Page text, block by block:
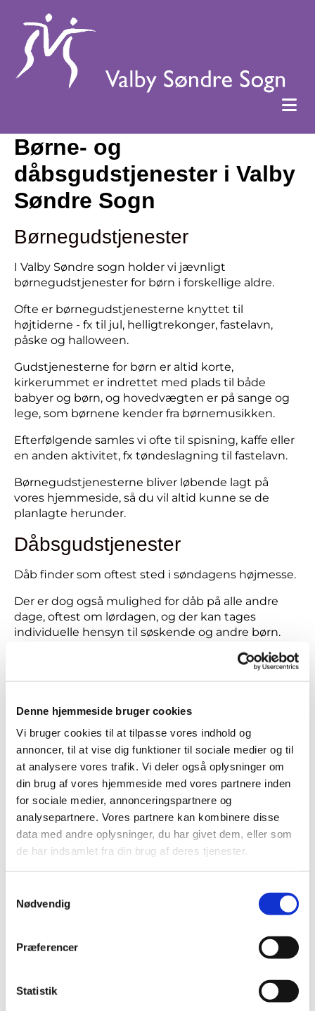
Denne hjemmeside bruger cookies
Vi bruger cookies til at tilpasse vores indhold og
annoncer, til at vise dig funktioner til sociale medier og til
at analysere vores trafik. Vi deler også oplysninger om
din brug af vores hjemmeside med vores partnere inden
for sociale medier, annonceringspartnere og
analysepartnere. Vores partnere kan kombinere disse
data med andre oplysninger, du har givet dem, eller som
de har indsamlet fra din brug af deres tjenester.
Nødvendig
Præferencer
Statistik
Børne- og
dåbsgudstjenester i Valby
Søndre Sogn
Børnegudstjenester
I Valby Søndre sogn holder vi jævnligt
børnegudstjenester for børn i forskellige aldre.
Ofte er børnegudstjenesterne knyttet til
højtiderne - fx til jul, helligtrekonger, fastelavn,
påske og halloween.
Gudstjenesterne for børn er altid korte,
kirkerummet er indrettet med plads til både
babyer og børn, og hovedvægten er på sange og
lege, som børnene kender fra børnemusikken.
Efterfølgende samles vi ofte til spisning, kaffe eller
en anden aktivitet, fx tøndeslagning til fastelavn.
Børnegudstjenesterne bliver løbende lagt på
vores hjemmeside, så du vil altid kunne se de
planlagte herunder.
Dåbsgudstjenester
Dåb finder som oftest sted i søndagens højmesse.
Der er dog også mulighed for dåb på alle andre
dage, oftest om lørdagen, og der kan tages
individuelle hensyn til søskende og andre børn.
Hvis man ønsker dåb, skal man henvende sig på
Læs mere om dåb her
Gudstjenester og
koncerter for børn